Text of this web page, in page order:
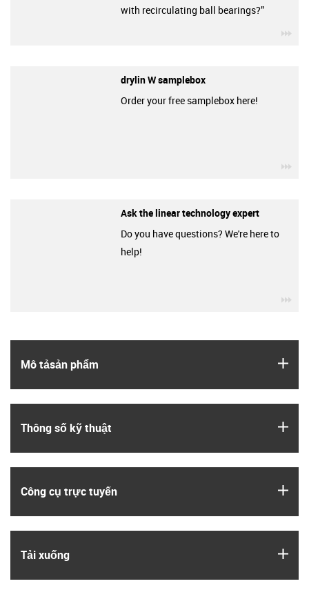
Mô tả­sản phẩm
Thông số kỹ thuật
Công cụ trực tuyến
Tải xuống
with recirculating ball bearings?”
drylin W samplebox
Order your free samplebox here!
Ask the linear technology expert
Do you have questions? We're here to
help!